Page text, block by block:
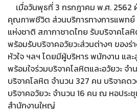
เมื่อวันพุธที่ 3 กรกฎาคม พ.ศ. 2562
คุณภาพชีวิต ส่วนบริการทางการแพท
แห่งชาติ สภากาชาดไทย รับบริจาคโล
พร้อมรับบริจาคอวัยวะส่วนต่างๆ ของร่
หัวใจ ฯลฯ โดยมีผู้บริหาร พนักงาน แล
พร้อมใจร่วมบริจาคโลหิตและอวัยวะ จ
บริจาคโลหิต จำนวน 327 คน บริจาคด
บริจาคอวัยวะ จำนวน 16 คน ณ หอประ
สำนักงานใหญ่